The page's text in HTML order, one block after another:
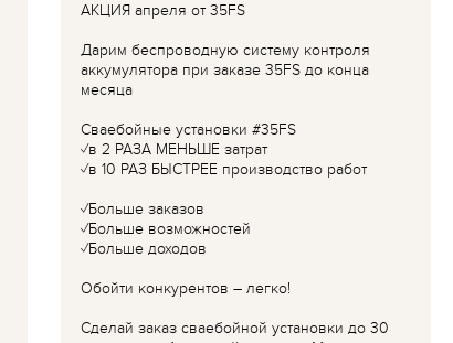
АКЦИЯ апреля от 35FS
Дарим беспроводную систему контроля
аккумулятора при заказе 35FS до конца
месяца
Сваебойные установки #35FS
✓в 2 РАЗА МЕНЬШЕ затрат
✓в 10 РАЗ БЫСТРЕЕ производство работ
✓Больше заказов
✓Больше возможностей
✓Больше доходов
Обойти конкурентов – легко!
Сделай заказ сваебойной установки до 30